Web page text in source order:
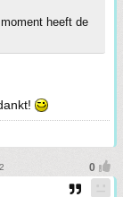
heeft de